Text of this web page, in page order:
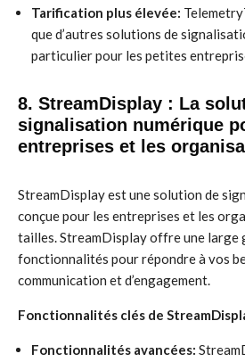
Tarification plus élevée:
que d’autres solutions de
particulier pour les petites
8. StreamDisplay : La
signalisation numérique
entreprises et les
StreamDisplay est une solution de
conçue pour les entreprises et les
tailles. StreamDisplay offre une large
fonctionnalités pour répondre à vos
communication et d’engagement.
Fonctionnalités clés de
Fonctionnalités avancées: